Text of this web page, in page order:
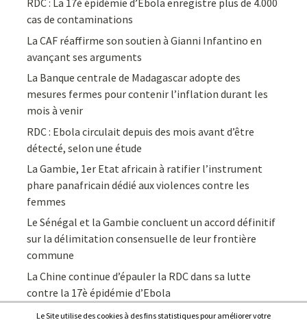
RDC : La 17è épidémie d’Ebola enregistre plus de 4.000
cas de contaminations
La CAF réaffirme son soutien à Gianni Infantino en
avançant ses arguments
La Banque centrale de Madagascar adopte des
mesures fermes pour contenir l’inflation durant les
mois à venir
RDC : Ebola circulait depuis des mois avant d’être
détecté, selon une étude
La Gambie, 1er Etat africain à ratifier l’instrument
phare panafricain dédié aux violences contre les
femmes
Le Sénégal et la Gambie concluent un accord définitif
sur la délimitation consensuelle de leur frontière
commune
La Chine continue d’épauler la RDC dans sa lutte
contre la 17è épidémie d’Ebola
Le Site utilise des cookies à des fins statistiques pour améliorer votre